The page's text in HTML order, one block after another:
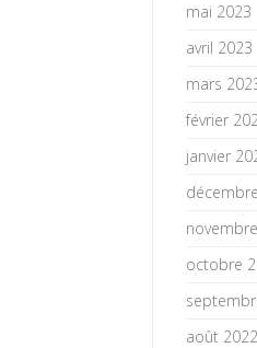
mai 2023
avril 2023
mars
février
janvier
octobre
août 2022